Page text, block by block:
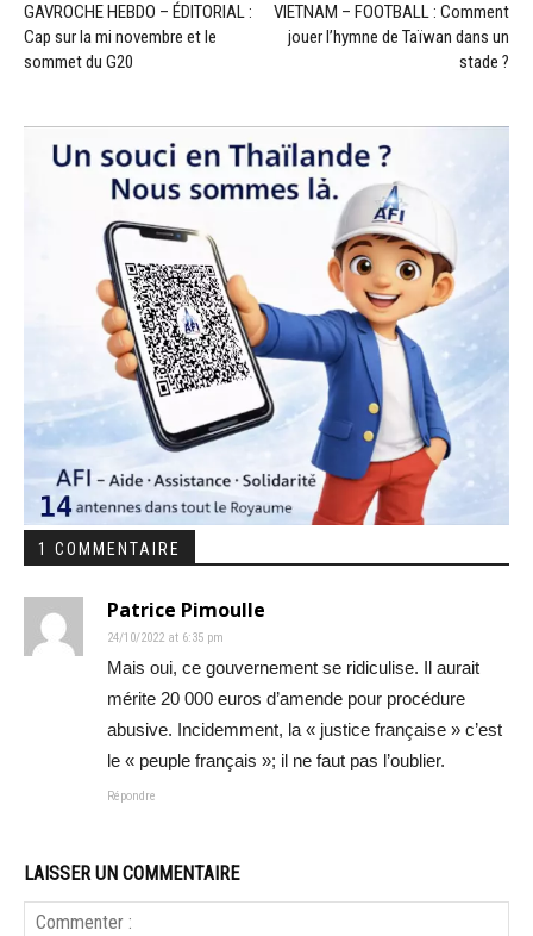
GAVROCHE HEBDO – ÉDITORIAL :
Cap sur la mi novembre et le
sommet du G20
VIETNAM – FOOTBALL : Comment
jouer l’hymne de Taïwan dans un
stade ?
1 COMMENTAIRE
Patrice Pimoulle
24/10/2022 at 6:35 pm
Mais oui, ce gouvernement se ridiculise. Il aurait
mérite 20 000 euros d’amende pour procédure
abusive. Incidemment, la « justice française » c’est
le « peuple français »; il ne faut pas l’oublier.
Répondre
LAISSER UN COMMENTAIRE